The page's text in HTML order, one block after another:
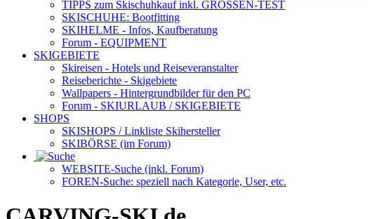
TIPPS zum Skischuhkaufinkl. GRÖSSEN-TEST
SKISCHUHE: Bootfitting
SKIHELME - Infos, Kaufberatung
Forum - EQUIPMENT
SKIGEBIETE
Skireisen - Hotels und Reiseveranstalter
Reiseberichte - Skigebiete
Wallpapers - Hintergrundbilder für den PC
Forum - SKIURLAUB / SKIGEBIETE
SHOPS
SKISHOPS / Linkliste Skihersteller
SKIBÖRSE (im Forum)
WEBSITE-Suche (inkl. Forum)
FOREN-Suche: speziell nach Kategorie, User, etc.